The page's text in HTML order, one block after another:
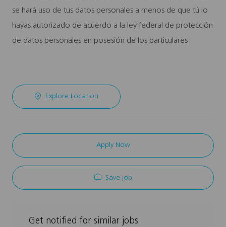
se hará uso de tus datos personales a menos de que tú lo
hayas autorizado de acuerdo a la ley federal de protección
de datos personales en posesión de los particulares
Explore Location
Apply Now
Save job
Get notified for similar jobs